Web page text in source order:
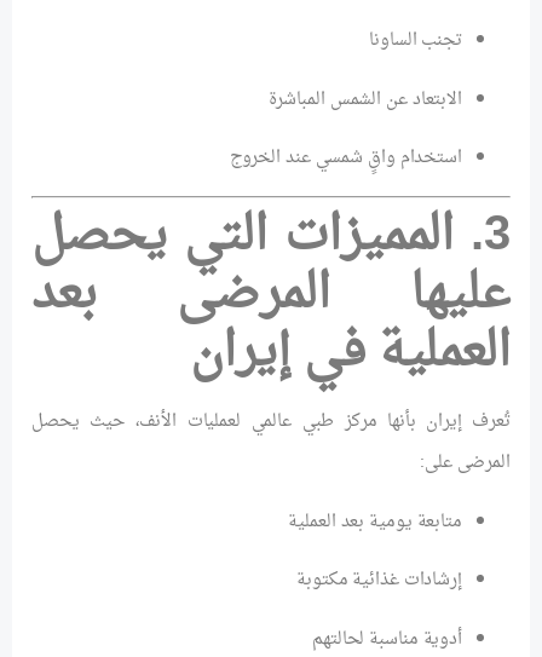
تجنب الساونا
الابتعاد عن الشمس المباشرة
استخدام واقٍ شمسي عند الخروج
3. المميزات التي يحصل
عليها المرضى بعد
العملية في إيران
تُعرف إيران بأنها مركز طبي عالمي لعمليات الأنف، حيث يحصل
المرضى على:
متابعة يومية بعد العملية
إرشادات غذائية مكتوبة
أدوية مناسبة لحالتهم